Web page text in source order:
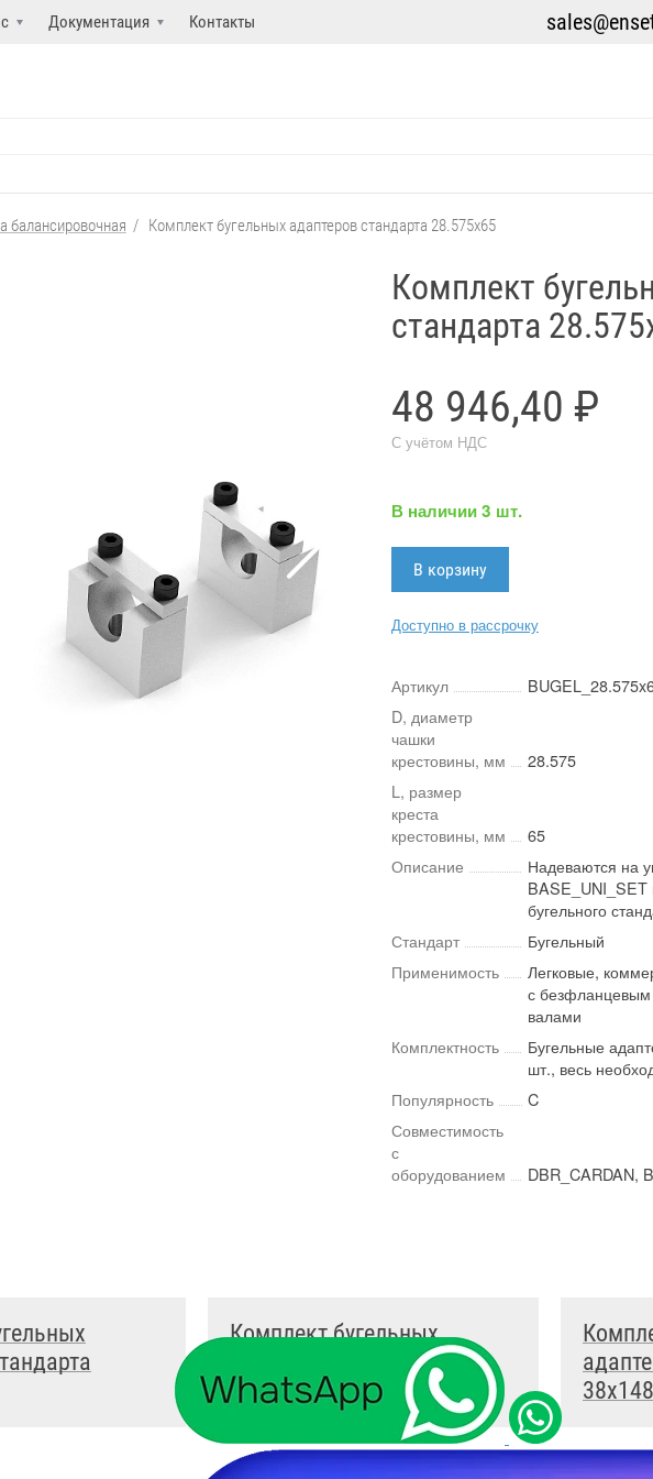
Документация Контакты
балансировочная / Комплект бугельных адаптеров стандарта 28.575x65
Комплект
стандарта
48 946,40 ₽
С учётом НДС
В наличии 3 шт.
Доступно в рассрочку
Артикул
D, диаметр
чашки
крестовины, мм
28.575
L, размер
креста
крестовины, мм
65
Описание
Надеваются на
BASE_UNI_SET
бугельного
Стандарт
Бугельный
Применимость
Легковые,
с
валами
Комплектность
Бугельные
шт., весь
Популярность
C
Совместимость
с
оборудованием
DBR_CARDAN,
Комплект бугельных
адаптеров стандарта
30.2х106.3
38x148